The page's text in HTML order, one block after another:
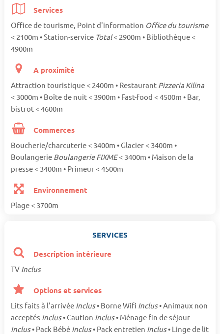
Services
Office de tourisme, Point d'information Office du tourisme
< 2100m • Station-service Total< 2900m • Bibliothèque <
4900m
A proximité
Attraction touristique < 2400m • Restaurant Pizzeria Kilina
< 3000m • Boîte de nuit < 3900m • Fast-food < 4500m • Bar,
bistrot < 4600m
Commerces
Boucherie/charcuterie < 3400m • Glacier < 3400m •
Boulangerie Boulangerie FIXME< 3400m • Maison de la
presse < 3400m • Primeur < 4500m
Environnement
Plage < 3700m
SERVICES
Description intérieure
TV Inclus
Options et services
Lits faits à l'arrivée Inclus• Borne Wifi Inclus• Animaux non
acceptés Inclus• Caution Inclus• Ménage fin de séjour
Inclus• Pack Bébé Inclus• Pack entretien Inclus• Linge de lit